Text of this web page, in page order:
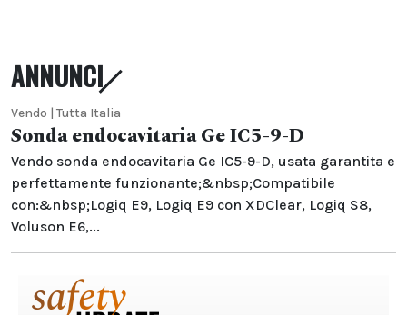
ANNUNCI
Vendo | Tutta Italia
Sonda endocavitaria Ge IC5-9-D
Vendo sonda endocavitaria Ge IC5-9-D, usata garantita e
perfettamente funzionante;&nbsp;Compatibile
con:&nbsp;Logiq E9, Logiq E9 con XDClear, Logiq S8,
Voluson E6,...